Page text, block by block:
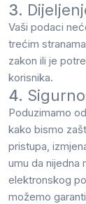
3.
Vaši podaci
trećim
zakon ili je
korisnika.
4.
Poduzimamo
kako bismo
pristupa,
umu da nijedna
elektronskog
možemo